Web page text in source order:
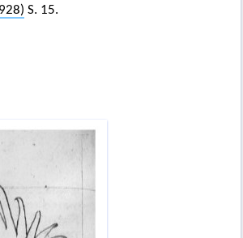
S. 15.